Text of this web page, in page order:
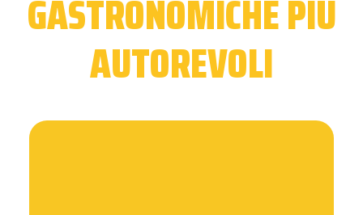
GASTRONOMICHE PIÙ
AUTOREVOLI